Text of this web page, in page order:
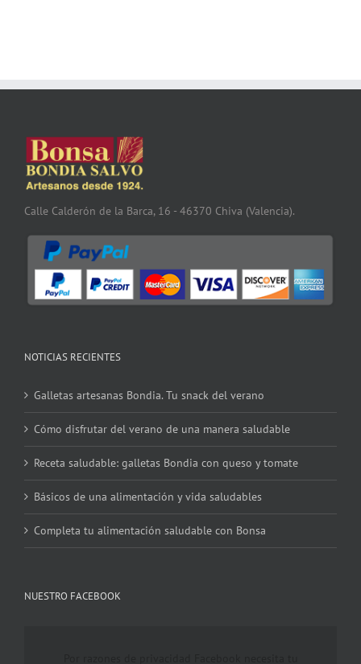
Calle Calderón de la Barca, 16 - 46370 Chiva (Valencia).
NOTICIAS RECIENTES
Galletas artesanas Bondia. Tu snack del verano
Cómo disfrutar del verano de una manera saludable
Receta saludable: galletas Bondia con queso y tomate
Básicos de una alimentación y vida saludables
Completa tu alimentación saludable con Bonsa
NUESTRO FACEBOOK